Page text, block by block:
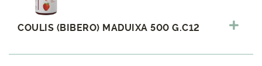
COULIS (BIBERO) MADUIXA 500 G.C12